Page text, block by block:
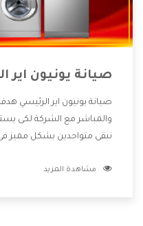
صيانة يونيون اير
صيانة يونيون اير الرئيسي
والمباشر مع الشركة لكى
نبقى متواجدين بشكل مميز
الشركة بها والتى تكون منها
مشاهدة المزيد